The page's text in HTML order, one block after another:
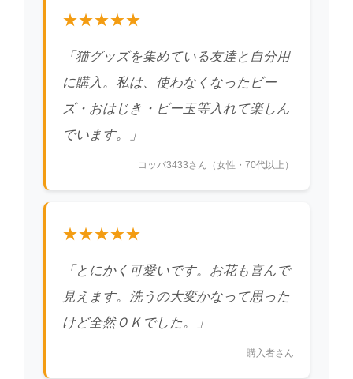
★★★★★
「猫グッズを集めている友達と自分用
に購入。私は、使わなくなったビー
ズ・おはじき・ビー玉等入れて楽しん
でいます。」
コッパ3433さん（女性・70代以上）
★★★★★
「とにかく可愛いです。お花も喜んで
見えます。洗うの大変かなって思った
けど全然ＯＫでした。」
購入者さん